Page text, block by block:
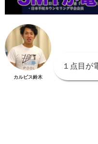
カルピス鈴木
１点目が